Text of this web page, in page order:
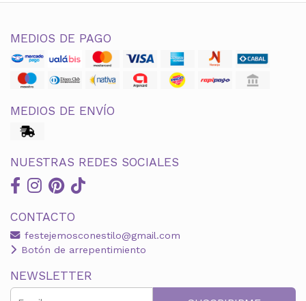
MEDIOS DE PAGO
MEDIOS DE ENVÍO
NUESTRAS REDES SOCIALES
CONTACTO
festejemosconestilo@gmail.com
Botón de arrepentimiento
NEWSLETTER